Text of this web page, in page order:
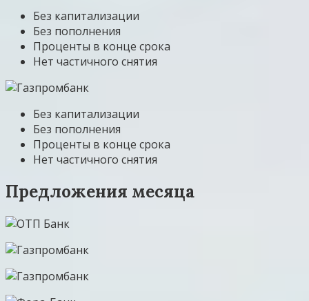
Без капитализации
Без пополнения
Проценты в конце срока
Нет частичного снятия
Без капитализации
Без пополнения
Проценты в конце срока
Нет частичного снятия
Предложения месяца